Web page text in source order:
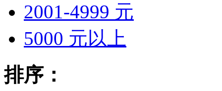
2001-4999 元
5000 元以上
排序：